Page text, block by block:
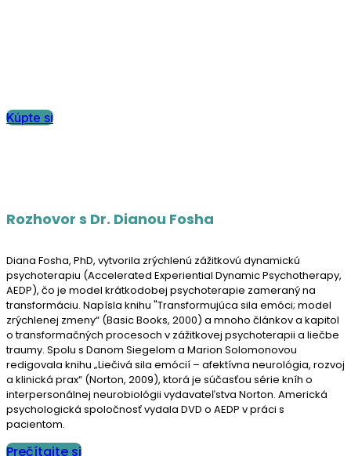
Kúpte si
Rozhovor s Dr. Dianou Fosha
Diana Fosha, PhD, vytvorila zrýchlenú zážitkovú dynamickú
psychoterapiu (Accelerated Experiential Dynamic Psychotherapy,
AEDP), čo je model krátkodobej psychoterapie zameraný na
transformáciu. Napísla knihu "Transformujúca sila emóci; model
zrýchlenej zmeny“ (Basic Books, 2000) a mnoho článkov a kapitol
o transformačných procesoch v zážitkovej psychoterapii a liečbe
traumy. Spolu s Danom Siegelom a Marion Solomonovou
redigovala knihu „Liečivá sila emócií – afektívna neurológia, rozvoj
a klinická prax“ (Norton, 2009), ktorá je súčasťou série kníh o
interpersonálnej neurobiológii vydavateľstva Norton. Americká
psychologická spoločnosť vydala DVD o AEDP v práci s
pacientom.
Prečítajte si